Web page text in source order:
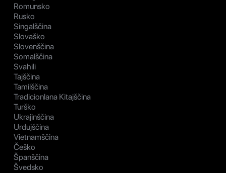
Romunsko
Rusko
Singalščina
Slovaško
Slovenščina
Somalščina
Svahili
Tajščina
Tamilščina
Tradicionlana Kitajščina
Turško
Ukrajinščina
Urdujščina
Vietnamščina
Češko
Španščina
Švedsko